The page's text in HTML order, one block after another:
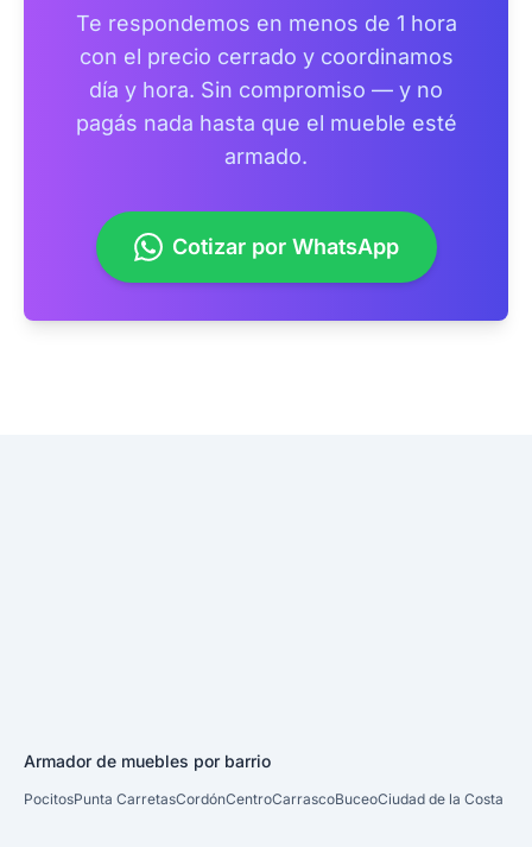
Te respondemos en menos de 1 hora
con el precio cerrado y coordinamos
día y hora. Sin compromiso — y no
pagás nada hasta que el mueble esté
armado.
Cotizar por WhatsApp
Armador de muebles por barrio
PocitosPunta CarretasCordónCentroCarrascoBuceoCiudad de la Costa